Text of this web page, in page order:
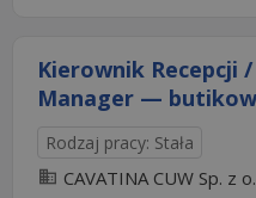
Kierownik Recepcji
Manager —
Rodzaj pracy: Stała
CAVATINA CUW Sp. z